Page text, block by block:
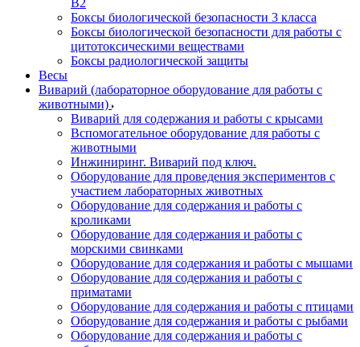
B2
Боксы биологической безопасности 3 класса
Боксы биологической безопасности для работы с
цитотоксическими веществами
Боксы радиологической защиты
Весы
Виварий (лабораторное оборудование для работы с
животными)
Виварий для содержания и работы с крысами
Вспомогательное оборудование для работы с
животными
Инжиниринг. Виварий под ключ.
Оборудование для проведения экспериментов с
участием лабораторных животных
Оборудование для содержания и работы с
кроликами
Оборудование для содержания и работы с
морскими свинками
Оборудование для содержания и работы с мышами
Оборудование для содержания и работы с
приматами
Оборудование для содержания и работы с птицами
Оборудование для содержания и работы с рыбами
Оборудование для содержания и работы с